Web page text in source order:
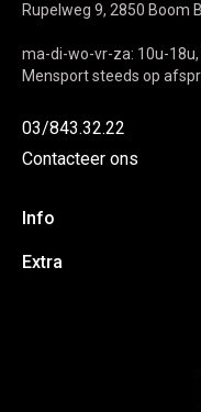
Rupelweg 9, 2850 Boom
ma-di-wo-vr-za: 10u-
Mensport steeds op
03/843.32.22
Contacteer ons
Info
Algemene voorwaarden
Extra